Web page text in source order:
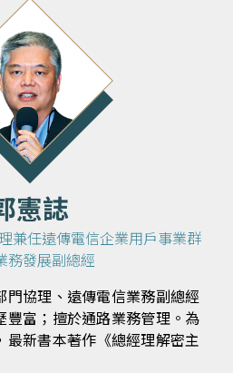
憲誌
兼任遠傳電信企業用戶事業群
務發展副總經
門協理、遠傳電信業務副總經
豐富；擅於通路業務管理。為
最新書本著作《總經理解密主